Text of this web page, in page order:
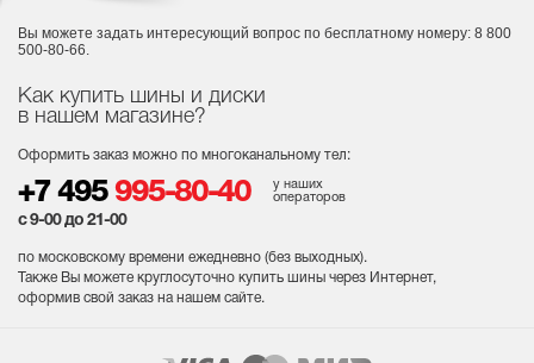
Как купить шины и диски
в нашем магазине?
Оформить заказ можно по многоканальному тел:
+7 495 995-80-40
у наших
операторов
с 9-00 до 21-00
по московскому времени ежедневно (без выходных).
Также Вы можете круглосуточно купить шины через Интернет,
оформив свой заказ на нашем сайте.
Вы можете задать интересующий вопрос по бесплатному номеру: 8 800
500-80-66.